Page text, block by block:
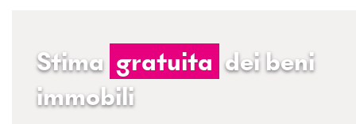
Stima gratuita dei beni
immobili